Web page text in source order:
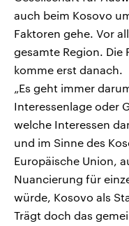
auch beim Kosovo
Faktoren gehe. Vor
gesamte Region. Die
komme erst danach.
„Es geht immer
Interessenlage oder
welche Interessen
und im Sinne des
Europäische Union,
Nuancierung für
würde, Kosovo als
Trägt doch das